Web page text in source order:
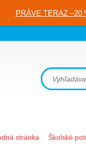
PRÁVE TERAZ –20
stránka Školské